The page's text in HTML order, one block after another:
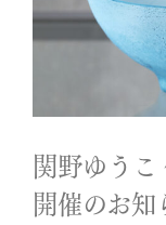
光
関野ゆうこ
開催のお知